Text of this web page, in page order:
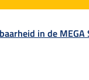
in de MEGA